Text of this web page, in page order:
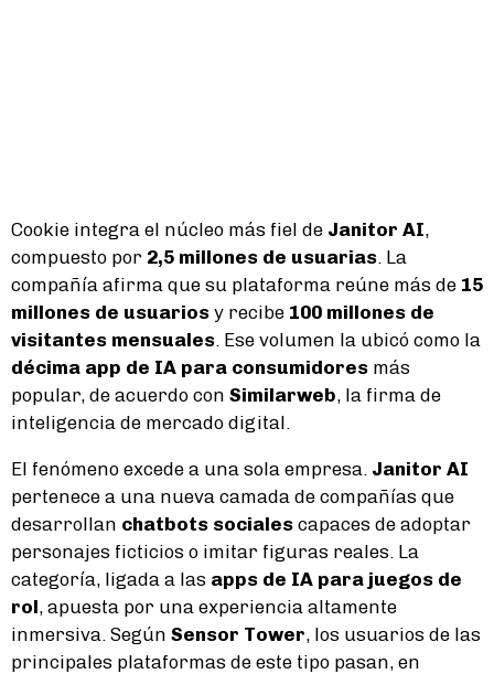
Cookie integra el núcleo más fiel de Janitor AI,
compuesto por 2,5 millones de usuarias . La
compañía afirma que su plataforma reúne más de 15
millones de usuarios y recibe 100 millones de
visitantes mensuales . Ese volumen la ubicó como la
décima app de IA para consumidores más
popular, de acuerdo con Similarweb, la firma de
inteligencia de mercado digital.
El fenómeno excede a una sola empresa. Janitor AI
pertenece a una nueva camada de compañías que
desarrollan chatbots sociales capaces de adoptar
personajes ficticios o imitar figuras reales. La
categoría, ligada a las apps de IA para juegos de
rol, apuesta por una experiencia altamente
inmersiva. Según Sensor Tower, los usuarios de las
principales plataformas de este tipo pasan, en